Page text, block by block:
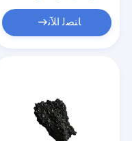
ﺎﺘﺼﻟ ﺍﻶﻧ